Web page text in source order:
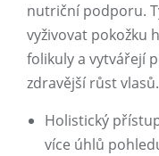
nutriční podporu.
vyživovat pokožku
folikuly a vytvářejí
zdravější růst vlasů.
Holistický
více úhlů